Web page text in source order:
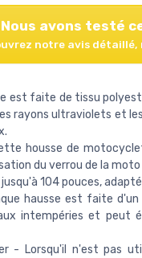
Nous avons testé
notre avis
est faite de tissu
rayons ultraviolets et
housse de
du verrou de la
jusqu'à 104 pouces,
hausse est faite
intempéries et peut
- Lorsqu'il n'est pas